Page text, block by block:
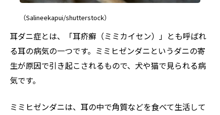
（Salineekapui/shutterstock）
耳ダニ症とは、「耳疥癬（ミミカイセン）」とも呼ばれ
る耳の病気の一つです。ミミヒゼンダニというダニの寄
生が原因で引き起こされるもので、犬や猫で見られる病
気です。
ミミヒゼンダニは、耳の中で角質などを食べて生活して